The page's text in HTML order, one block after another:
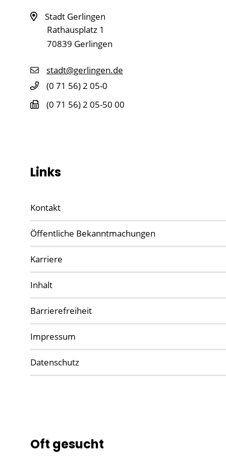
Stadt Gerlingen
Rathausplatz 1
70839 Gerlingen
stadt@gerlingen.de
(0 71 56) 2 05-0
(0 71 56) 2 05-50 00
Links
Kontakt
Öffentliche Bekanntmachungen
Karriere
Inhalt
Barrierefreiheit
Impressum
Datenschutz
Oft gesucht